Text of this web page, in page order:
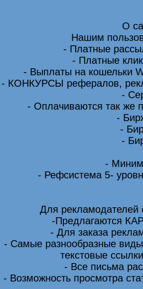
О
Нашим
- Платные
- Платные
- Выплаты на кошельки
- КОНКУРСЫ рефералов,
-
- Оплачиваются так же
-
-
-
-
- Рефсистема 5-
Для
-Предлагаются
- Для заказа
- Самые разнообразные
текстовые
- Все письма
- Возможность просмотра